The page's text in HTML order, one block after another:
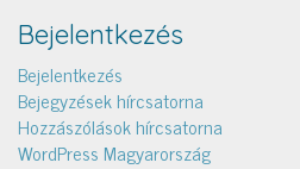
Bejelentkezés
Bejelentkezés
Bejegyzések hírcsatorna
Hozzászólások hírcsatorna
WordPress Magyarország